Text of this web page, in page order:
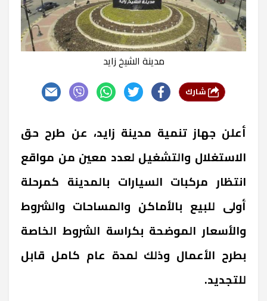
مدينة الشيخ زايد
أعلن جهاز تنمية مدينة زايد، عن طرح حق
الاستغلال والتشغيل لعدد معين من مواقع
انتظار مركبات السيارات بالمدينة كمرحلة
أولى للبيع بالأماكن والمساحات والشروط
والأسعار الموضحة بكراسة الشروط الخاصة
بطرح الأعمال وذلك لمدة عام كامل قابل
للتجديد.